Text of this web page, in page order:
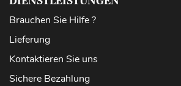
Brauchen Sie Hilfe ?
Lieferung
Kontaktieren Sie uns
Sichere Bezahlung